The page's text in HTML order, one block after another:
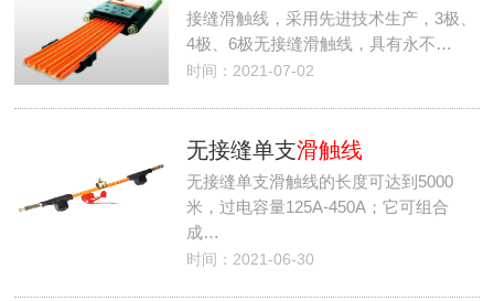
接缝滑触线，采用先进技术生产，3极、
4极、6极无接缝滑触线，具有永不…
时间：2021-07-02
无接缝单支滑触线
无接缝单支滑触线的长度可达到5000
米，过电容量125A-450A；它可组合
成…
时间：2021-06-30